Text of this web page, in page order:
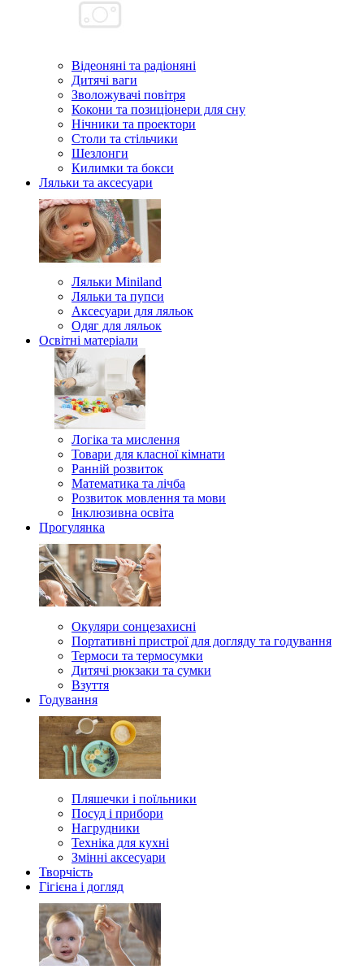
Відеоняні та радіоняні
Дитячі ваги
Зволожувачі повітря
Кокони та позиціонери для сну
Нічники та проектори
Столи та стільчики
Шезлонги
Килимки та бокси
Ляльки та аксесуари
Ляльки Miniland
Ляльки та пупси
Аксесуари для ляльок
Одяг для ляльок
Освітні матеріали
Логіка та мислення
Товари для класної кімнати
Ранній розвиток
Математика та лічба
Розвиток мовлення та мови
Інклюзивна освіта
Прогулянка
Окуляри сонцезахисні
Портативні пристрої для догляду та годування
Термоси та термосумки
Дитячі рюкзаки та сумки
Взуття
Годування
Пляшечки і поїльники
Посуд і прибори
Нагрудники
Техніка для кухні
Змінні аксесуари
Творчість
Гігієна і догляд